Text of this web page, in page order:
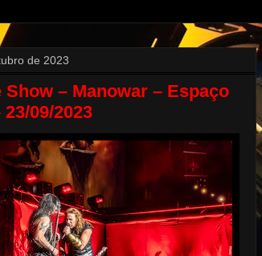
de 2023
– Manowar – Espaço
09/2023